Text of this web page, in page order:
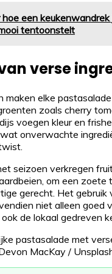
hoe een
tentoonstelt
verse
maken elke
zoals cherry
voegen kleur en
onverwachte
seizoen verkregen
om een zoete
gerecht. Het gebruik
niet alleen goed
de lokaal gedreven
MacKay /